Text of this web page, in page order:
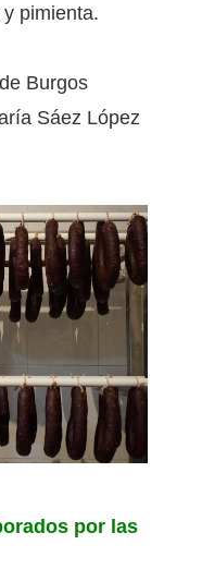
pimienta.
Burgos
Sáez López
por las